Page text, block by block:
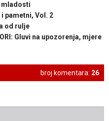
mladosti
i pametni, Vol. 2
od rulje
Gluvi na upozorenja, mjere
broj komentara: 26